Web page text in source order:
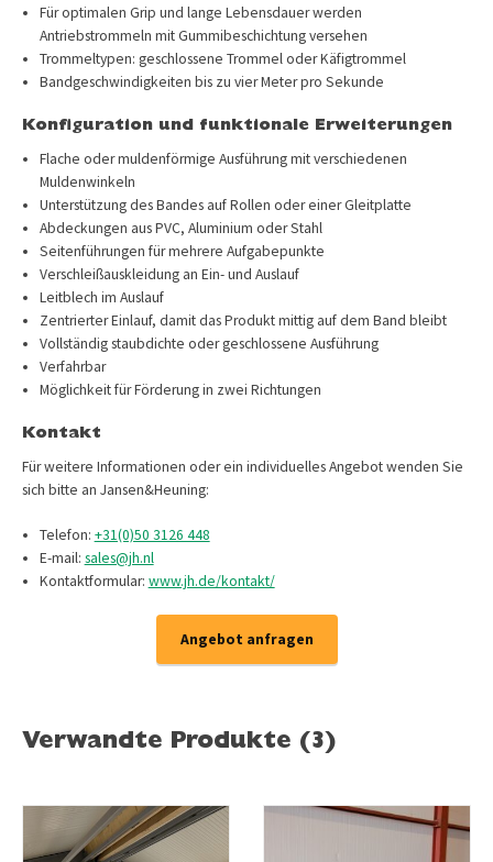
Für optimalen Grip und lange Lebensdauer werden
Antriebstrommeln mit Gummibeschichtung versehen
Trommeltypen: geschlossene Trommel oder Käfigtrommel
Bandgeschwindigkeiten bis zu vier Meter pro Sekunde
Konfiguration und funktionale Erweiterungen
Flache oder muldenförmige Ausführung mit verschiedenen
Muldenwinkeln
Unterstützung des Bandes auf Rollen oder einer Gleitplatte
Abdeckungen aus PVC, Aluminium oder Stahl
Seitenführungen für mehrere Aufgabepunkte
Verschleißauskleidung an Ein- und Auslauf
Leitblech im Auslauf
Zentrierter Einlauf, damit das Produkt mittig auf dem Band bleibt
Vollständig staubdichte oder geschlossene Ausführung
Verfahrbar
Möglichkeit für Förderung in zwei Richtungen
Kontakt
Für weitere Informationen oder ein individuelles Angebot wenden Sie
sich bitte an Jansen&Heuning:
Telefon: +31(0)50 3126 448
E-mail: sales@jh.nl
Kontaktformular: www.jh.de/kontakt/
Angebot anfragen
Verwandte Produkte (3)